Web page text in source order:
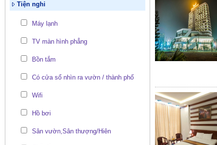
Tiện nghi
Máy lạnh
TV màn hình phẳng
Bồn tắm
Có cửa sổ nhìn ra vườn / thành phố
Wifi
Hồ bơi
Sân vườn,Sân thượng/Hiên